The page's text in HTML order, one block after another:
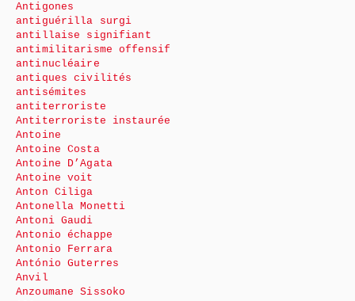
Antigones
antiguérilla surgi
antillaise signifiant
antimilitarisme offensif
antinucléaire
antiques civilités
antisémites
antiterroriste
Antiterroriste instaurée
Antoine
Antoine Costa
Antoine D’Agata
Antoine voit
Anton Ciliga
Antonella Monetti
Antoni Gaudi
Antonio échappe
Antonio Ferrara
António Guterres
Anvil
Anzoumane Sissoko